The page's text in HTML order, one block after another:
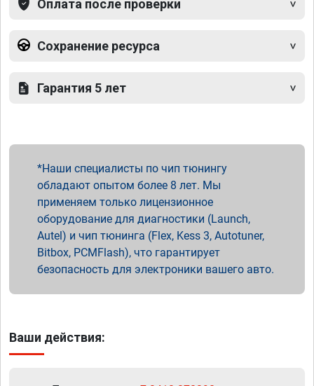
Оплата после проверки
Сохранение ресурса
Гарантия 5 лет
Наши специалисты по чип тюнингу
обладают опытом более 8 лет. Мы
применяем только лицензионное
оборудование для диагностики (Launch,
Autel) и чип тюнинга (Flex, Kess 3, Autotuner,
Bitbox, PCMFlash), что гарантирует
безопасность для электроники вашего авто.
Ваши действия: